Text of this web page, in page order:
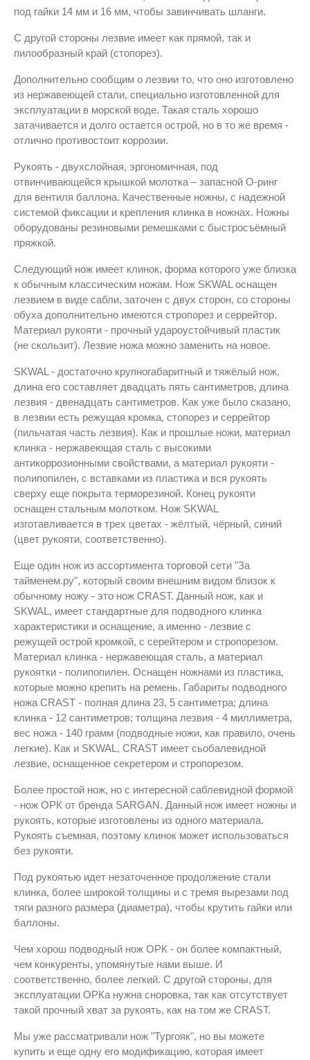
под гайки 14 мм и 16 мм, чтобы завинчивать шланги.
С другой стороны лезвие имеет как прямой, так и
пилообразный край (стопорез).
Дополнительно сообщим о лезвии то, что оно изготовлено
из нержавеющей стали, специально изготовленной для
эксплуатации в морской воде. Такая сталь хорошо
затачивается и долго остается острой, но в то же время -
отлично противостоит коррозии.
Рукоять - двухслойная, эргономичная, под
отвинчивающейся крышкой молотка – запасной О-ринг
для вентиля баллона. Качественные ножны, с надежной
системой фиксации и крепления клинка в ножнах. Ножны
оборудованы резиновыми ремешками с быстросъёмный
пряжкой.
Следующий нож имеет клинок, форма которого уже близка
к обычным классическим ножам. Нож SKWAL оснащен
лезвием в виде сабли, заточен с двух сторон, со стороны
обуха дополнительно имеются стропорез и серрейтор.
Материал рукояти - прочный удароустойчивый пластик
(не скользит). Лезвие ножа можно заменить на новое.
SKWAL - достаточно крупногабаритный и тяжёлый нож,
длина его составляет двадцать пять сантиметров, длина
лезвия - двенадцать сантиметров. Как уже было сказано,
в лезвии есть режущая кромка, стопорез и серрейтор
(пильчатая часть лезвия). Как и прошлые ножи, материал
клинка - нержавеющая сталь с высокими
антикоррозионными свойствами, а материал рукояти -
полипопилен, с вставками из пластика и вся рукоять
сверху еще покрыта терморезиной. Конец рукояти
оснащен стальным молотком. Нож SKWAL
изготавливается в трех цветах - жёлтый, чёрный, синий
(цвет рукояти, соответственно).
Еще один нож из ассортимента торговой сети "За
тайменем.ру", который своим внешним видом близок к
обычному ножу - это нож CRAST. Данный нож, как и
SKWAL, имеет стандартные для подводного клинка
характеристики и оснащение, а именно - лезвие с
режущей острой кромкой, с серейтером и стропорезом.
Материал клинка - нержавеющая сталь, а материал
рукоятки - полипопилен. Оснащен ножнами из пластика,
которые можно крепить на ремень. Габариты подводного
ножа CRAST - полная длина 23, 5 сантиметра; длина
клинка - 12 сантиметров; толщина лезвия - 4 миллиметра,
вес ножа - 140 грамм (подводные ножи, как правило, очень
легкие). Как и SKWAL, CRAST имеет сьобалевидной
лезвие, оснащенное секретером и стропорезом.
Более простой нож, но с интересной саблевидной формой
- нож ОРК от бренда SARGAN. Данный нож имеет ножны и
рукоять, которые изготовлены из одного материала.
Рукоять съемная, поэтому клинок может использоваться
без рукояти.
Под рукоятью идет незаточенное продолжение стали
клинка, более широкой толщины и с тремя вырезами под
тяги разного размера (диаметра), чтобы крутить гайки или
баллоны.
Чем хорош подводный нож ОРК - он более компактный,
чем конкуренты, упомянутые нами выше. И
соответственно, более легкий. С другой стороны, для
эксплуатации ОРКа нужна сноровка, так как отсутствует
такой прочный хват за рукоять, как на том же CRAST.
Мы уже рассматривали нож "Тургояк", но вы можете
купить и еще одну его модификацию, которая имеет